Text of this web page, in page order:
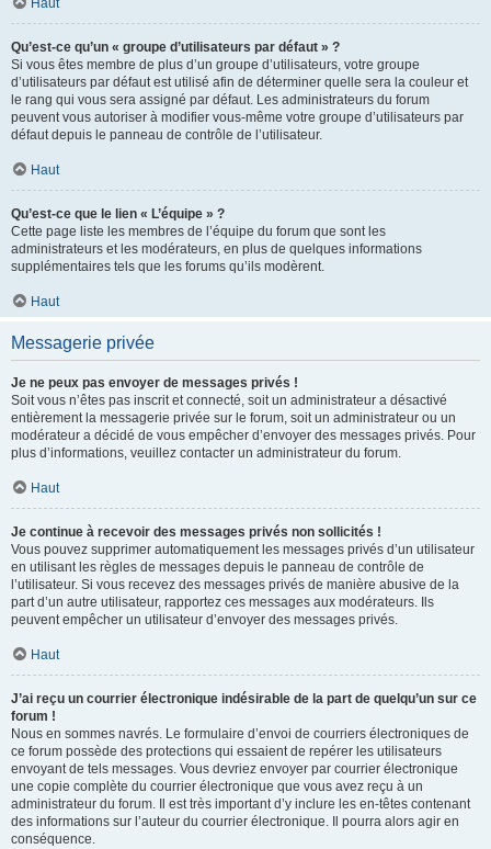
Haut
Qu’est-ce qu’un « groupe d’utilisateurs par défaut » ?
Si vous êtes membre de plus d’un groupe d’utilisateurs, votre groupe
d’utilisateurs par défaut est utilisé afin de déterminer quelle sera la couleur et
le rang qui vous sera assigné par défaut. Les administrateurs du forum
peuvent vous autoriser à modifier vous-même votre groupe d’utilisateurs par
défaut depuis le panneau de contrôle de l’utilisateur.
Haut
Qu’est-ce que le lien « L’équipe » ?
Cette page liste les membres de l’équipe du forum que sont les
administrateurs et les modérateurs, en plus de quelques informations
supplémentaires tels que les forums qu’ils modèrent.
Haut
Messagerie privée
Je ne peux pas envoyer de messages privés !
Soit vous n’êtes pas inscrit et connecté, soit un administrateur a désactivé
entièrement la messagerie privée sur le forum, soit un administrateur ou un
modérateur a décidé de vous empêcher d’envoyer des messages privés. Pour
plus d’informations, veuillez contacter un administrateur du forum.
Haut
Je continue à recevoir des messages privés non sollicités !
Vous pouvez supprimer automatiquement les messages privés d’un utilisateur
en utilisant les règles de messages depuis le panneau de contrôle de
l’utilisateur. Si vous recevez des messages privés de manière abusive de la
part d’un autre utilisateur, rapportez ces messages aux modérateurs. Ils
peuvent empêcher un utilisateur d’envoyer des messages privés.
Haut
J’ai reçu un courrier électronique indésirable de la part de quelqu’un sur ce
forum !
Nous en sommes navrés. Le formulaire d’envoi de courriers électroniques de
ce forum possède des protections qui essaient de repérer les utilisateurs
envoyant de tels messages. Vous devriez envoyer par courrier électronique
une copie complète du courrier électronique que vous avez reçu à un
administrateur du forum. Il est très important d’y inclure les en-têtes contenant
des informations sur l’auteur du courrier électronique. Il pourra alors agir en
conséquence.